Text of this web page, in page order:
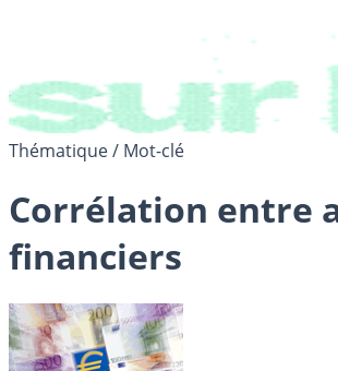
Thématique / Mot-clé
Corrélation entre
financiers